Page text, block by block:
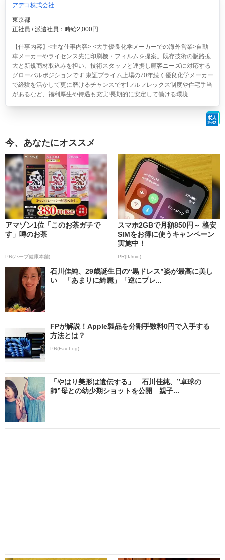
アデコ株式会社
東京都
正社員 / 派遣社員：時給2,000円
【仕事内容】<主な仕事内容> <大手優良化学メーカーでの海外営業>自動
車メーカーやライセンス先に印刷機・フィルムを提案。既存技術の販路拡
大と新規商材取込みを担い、技術スタッフと連携し顧客ニーズに対応する
グローバルポジションです 東証プライム上場の70年続く優良化学メーカー
で経験を活かして更に磨けるチャンスです!フルフレックス制度や住宅手当
があるなど、福利厚生や待遇も充実!長期的に安定して働ける環境...
今、あなたにオススメ
アマゾン1位「このお茶ガチで
す」噂のお茶
PR(ハーブ健康本舗)
スマホ2GBで月額850円～ 格安
SIMをお得に使うキャンペーン
実施中！
PR(IIJmio)
石川佳純、29歳誕生日の“黒ドレス”姿が最高に美し
い 「あまりに綺麗」「逆にプレ...
FPが解説！Apple製品を分割手数料0円で入手する
方法とは？
PR(Fav-Log)
「やはり美形は遺伝する」 石川佳純、”卓球の
師”母との幼少期ショットを公開 親子...